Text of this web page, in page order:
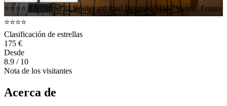
⭐⭐⭐⭐ 8.9 / 10
31 Boulevard Paul Doumer, 51100 Reims, France
⭐⭐⭐⭐
Clasificación de estrellas
175 €
Desde
8.9 / 10
Nota de los visitantes
Acerca de